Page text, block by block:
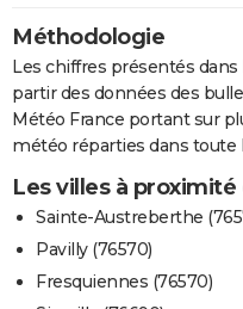
Méthodologie
Les chiffres présentés
partir des données des
Météo France portant sur
météo réparties dans toute
Les villes à
Sainte-Austreberthe
Pavilly (76570)
Fresquiennes (76570)